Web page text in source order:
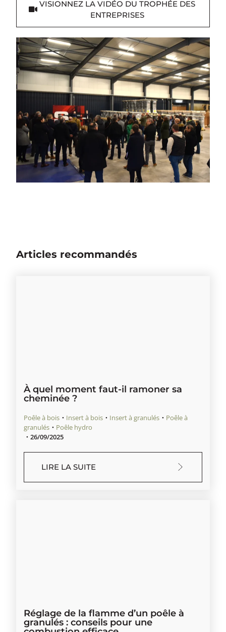
VISIONNEZ LA VIDÉO DU TROPHÉE DES
ENTREPRISES
Articles recommandés
À quel moment faut-il ramoner sa
cheminée ?
Poêle à bois ・ Insert à bois ・ Insert à granulés ・ Poêle à
granulés ・ Poêle hydro
・26/09/2025
LIRE LA SUITE
Réglage de la flamme d’un poêle à
granulés : conseils pour une